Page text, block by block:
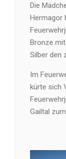
Die
Hermagor
Bronze
Silber den
Im
kürte sich
Gailtal